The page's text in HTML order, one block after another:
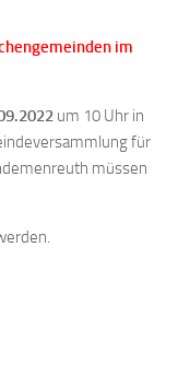
im
um 10 Uhr in
für
müssen